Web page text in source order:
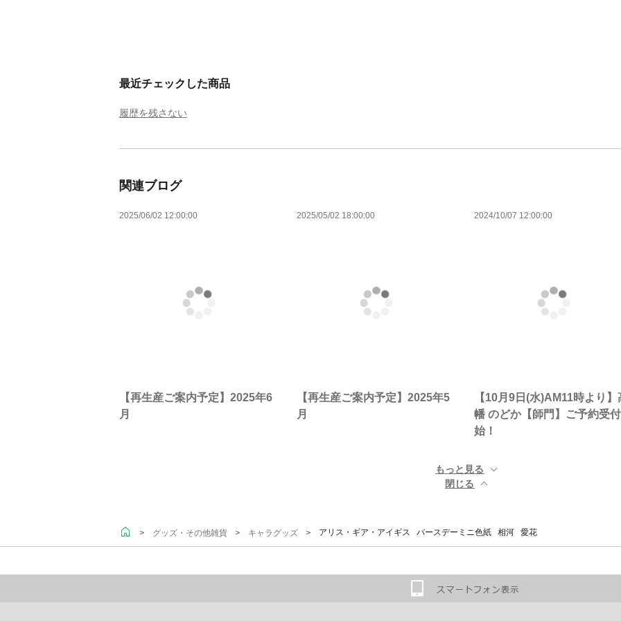
最近チェックした商品
履歴を残さない
関連ブログ
2025/06/02 12:00:00
【再生産ご案内予定】2025年6
月
2025/05/02 18:00:00
【再生産ご案内予定】2025年5
月
2024/10/07 12:00:00
【10月9日(水)AM11時より】
幡 のどか【師門】ご予約受
始！
もっと見る ▼
閉じる ▲
＞ グッズ・その他雑貨 ＞ キャラグッズ ＞ アリス・ギア・アイギス バースデーミニ色紙 相河 愛花